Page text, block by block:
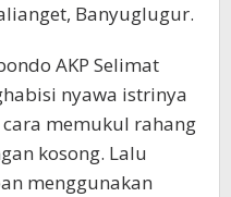
Banyuglugur.
AKP Selimat
nyawa istrinya
memukul rahang
kosong. Lalu
menggunakan